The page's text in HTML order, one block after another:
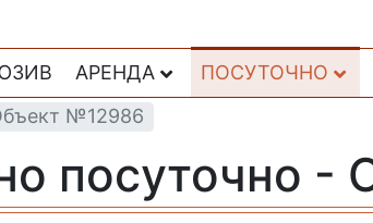
АРЕНДА ПОСУТОЧНО
№12986
посуточно -